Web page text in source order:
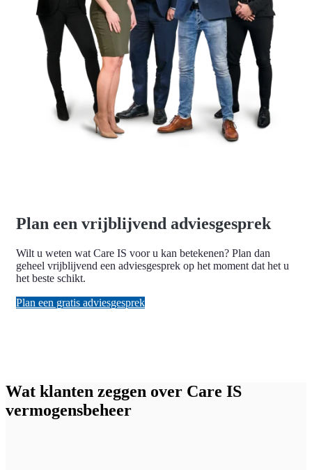
Plan een vrijblijvend adviesgesprek
Wilt u weten wat Care IS voor u kan betekenen? Plan dan
geheel vrijblijvend een adviesgesprek op het moment dat het u
het beste schikt.
Plan een gratis adviesgesprek
Wat klanten zeggen over Care IS
vermogensbeheer